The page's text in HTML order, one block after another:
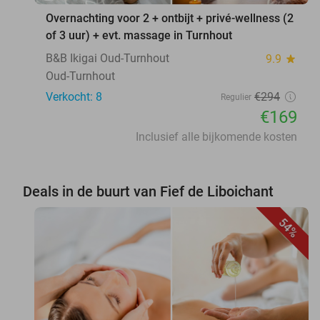
Overnachting voor 2 + ontbijt + privé-wellness (2
of 3 uur) + evt. massage in Turnhout
B&B Ikigai Oud-Turnhout
9.9 star
Oud-Turnhout
Verkocht: 8
Regulier €294
€169
Inclusief alle bijkomende kosten
Deals in de buurt van Fief de Liboichant
54%